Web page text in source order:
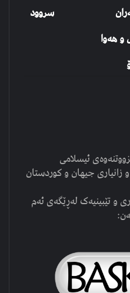
هەوا
سروود
ئیسلامی
زانیاری جیهان و کوردستان
و تێبینیەک لەڕێگەی ئەم